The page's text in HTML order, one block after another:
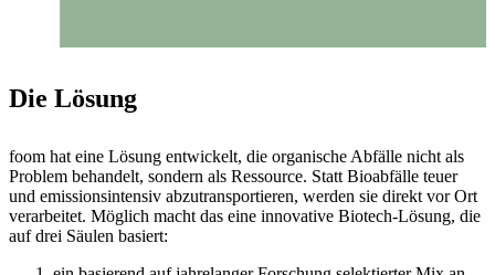
Die Lösung
foom hat eine Lösung entwickelt, die organische Abfälle nicht als
Problem behandelt, sondern als Ressource. Statt Bioabfälle teuer
und emissionsintensiv abzutransportieren, werden sie direkt vor Ort
verarbeitet. Möglich macht das eine innovative Biotech-Lösung, die
auf drei Säulen basiert: